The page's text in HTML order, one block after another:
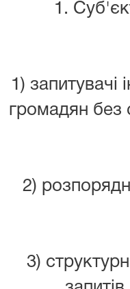
1.
1) запитувачі
громадян без
2)
3)